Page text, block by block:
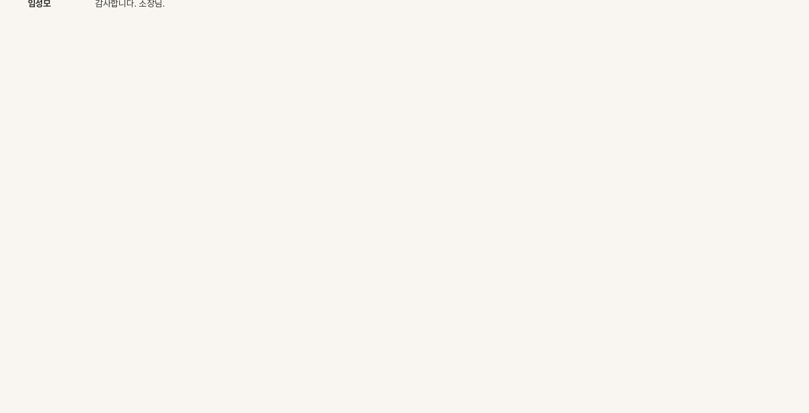
임성모
감사합니다. 소장님.